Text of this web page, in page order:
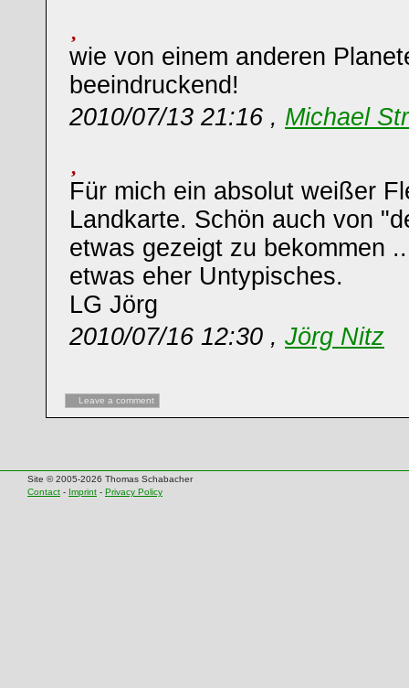
wie von einem anderen
beeindruckend!
2010/07/13 21:16 , Michael
Für mich ein absolut weißer
Landkarte. Schön auch von
etwas gezeigt zu bekommen
etwas eher Untypisches.
LG Jörg
2010/07/16 12:30 , Jörg Nitz
Leave a comment
Site © 2005-2026 Thomas Schabacher
Contact - Imprint - Privacy Policy